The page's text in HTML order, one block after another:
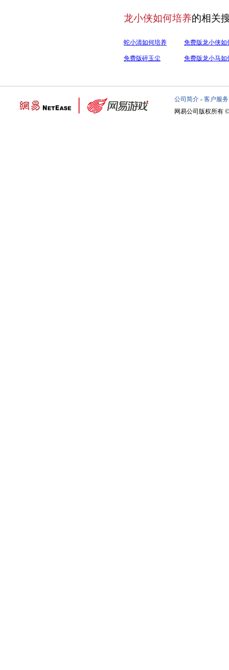
龙小侠如何培养的相关
蛇小清如何培养
免费版龙小侠如
养
免费版碎玉尘
免费版龙小马如
公司简介 - 客户服务
网易公司版权所有